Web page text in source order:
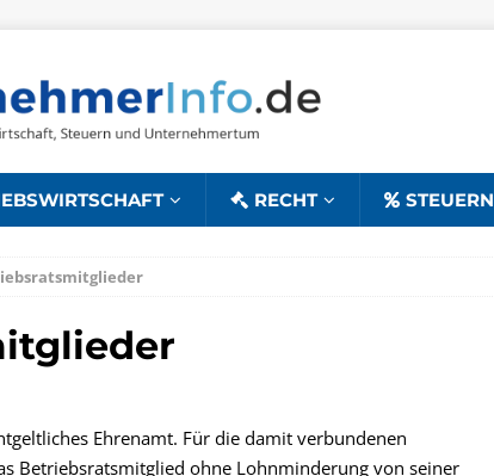
RECHT STEUERN
Ehrenamt. Für die damit verbundenen
Betriebsratsmitglied ohne Lohnminderung von seiner